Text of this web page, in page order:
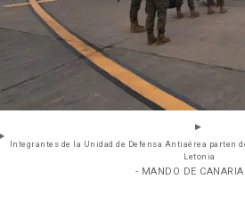
Integrantes de la Unidad de Defensa Antiaérea parten
Letonia
- MANDO DE